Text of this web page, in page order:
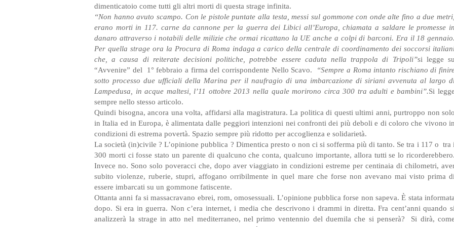
dimenticatoio come tutti gli altri morti di questa strage infinita.
“Non hanno avuto scampo. Con le pistole puntate alla testa, messi sul gommone con onde alte fino a due metri,
erano morti in 117. carne da cannone per la guerra dei Libici all’Europa, chiamata a saldare le promesse in
danaro attraverso i notabili delle milizie che ormai ricattano la UE anche a colpi di barconi. Era il 18 gennaio.
Per quella strage ora la Procura di Roma indaga a carico della centrale di coordinamento dei soccorsi
che, a causa di reiterate decisioni politiche, potrebbe essere caduta nella trappola di Tripoli”si legge su
“Avvenire” del 1° febbraio a firma del corrispondente Nello Scavo. “Sempre a Roma intanto rischiano di
sotto processo due ufficiali della Marina per il naufragio di una imbarcazione di siriani avvenuta al largo
Lampedusa, in acque maltesi, l’11 ottobre 2013 nella quale morirono circa 300 tra adulti e bambini”.Si legge
sempre nello stesso articolo.
Quindi bisogna, ancora una volta, affidarsi alla magistratura. La politica di questi ultimi anni, purtroppo non solo
in Italia ed in Europa, è alimentata dalle peggiori intenzioni nei confronti dei più deboli e di coloro che vivono in
condizioni di estrema povertà. Spazio sempre più ridotto per accoglienza e solidarietà.
La società (in)civile ? L’opinione pubblica ? Dimentica presto o non ci si sofferma più di tanto. Se tra i 117 o tra i
300 morti ci fosse stato un parente di qualcuno che conta, qualcuno importante, allora tutti se lo ricorderebbero.
Invece no. Sono solo poveracci che, dopo aver viaggiato in condizioni estreme per centinaia di chilometri,
subito violenze, ruberie, stupri, affogano orribilmente in quel mare che forse non avevano mai visto prima di
essere imbarcati su un gommone fatiscente.
Ottanta anni fa si massacravano ebrei, rom, omosessuali. L’opinione pubblica forse non sapeva. È stata informata
dopo. Si era in guerra. Non c’era internet, i media che descrivono i drammi in diretta. Fra cent’anni quando si
analizzerà la strage in atto nel mediterraneo, nel primo ventennio del duemila che si penserà? Si dirà, come